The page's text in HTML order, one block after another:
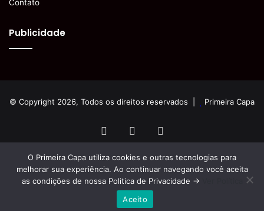
Contato
Publicidade
© Copyright 2026, Todos os direitos reservados | Primeira Capa
FacebookYouTube
O Primeira Capa utiliza cookies e outras tecnologias para
melhorar sua experiência. Ao continuar navegando você aceita
as condições de nossa Politica de Privacidade ->
Aceito